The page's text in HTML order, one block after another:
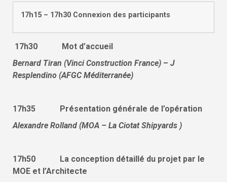
17h15 – 17h30 Connexion des participants
17h30 Mot d’accueil
Bernard Tiran (Vinci Construction France) – J
Resplendino (AFGC Méditerranée)
17h35 Présentation générale de l’opération
Alexandre Rolland (MOA – La Ciotat Shipyards )
17h50 La conception détaillé du projet par le
MOE et l’Architecte